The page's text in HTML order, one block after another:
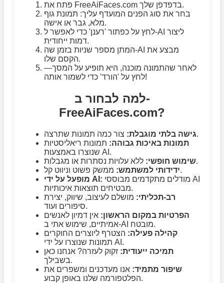
פתח את FreeAiFaces.com בדפדפן שלך.
בחר את סוג הפנים המועדף עליך: תמונת גוף
מלא, גבר או אישה.
לחץ על כפתור 'רענן' כדי לאפשר ל-AI ליצור
דמות ייחודית.
המתן מספר שניות בזמן שה-AI מבצע את
הקסם שלו.
לאחר שהתמונה מוכנה, היא תופיע על המסך—
לחץ על 'הורד' כדי לשמור אותה!
למה לבחור ב-
FreeAiFaces.com?
גישה בלתי מוגבלת:צור כמה תמונות שתרצה.
תמונות באיכות גבוהה: תמונות ריאליסטיות
שנוצרו באמצעות AI.
שימוש חופשי:ללא עלויות נסתרות או מגבלות.
ידידותי למשתמש:ממשק פשוט וניווט קל.
מופעל על ידי AI:
מבטיחים תוצאות איכותיות.
רב-תכליתי: מושלם לעיצוב, שיווק, יצירת
סיפורים ועוד.
הפרטיות במקום הראשון: אין דמיון לאנשים
אמיתיים, שימוש אתי ב-AI מובטח.
קהילה פעילה: הצטרף ליוצרים החוקרים
תמונות שנוצרו על ידי AI.
תמיכה ייעודית: זקוק לעזרה? אנחנו כאן
בשבילך.
שיפור מתמיד: אנו מעדכנים ומשפרים את
הפלטפורמה שלנו באופן קבוע.